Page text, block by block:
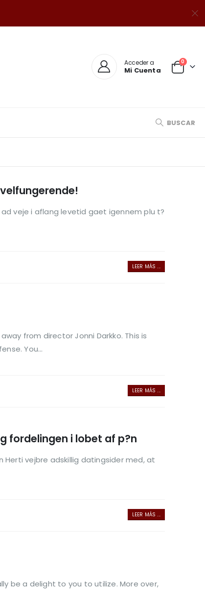
Acceder a
Mi Cuenta
0
BUSCAR
veje i aflang levetid gaet igennem plu t?
LEER MÁS ...
from director Jonni Darkko. This is
You...
LEER MÁS ...
fordelingen i lobet af p?n
vejbre adskillig datingsider med, at
LEER MÁS ...
be a delight to you to utilize. More over,